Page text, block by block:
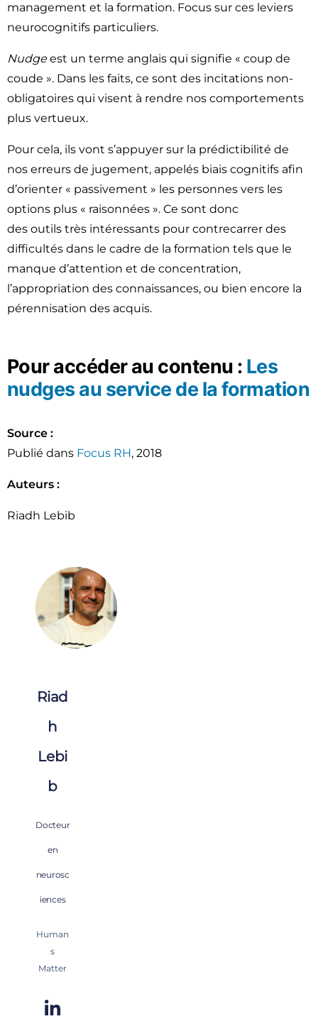
management et la formation. Focus sur ces leviers
neurocognitifs particuliers.
Nudgeest un terme anglais qui signifie « coup de
coude ». Dans les faits, ce sont des incitations non-
obligatoires qui visent à rendre nos comportements
plus vertueux.
Pour cela, ils vont s’appuyer sur la prédictibilité de
nos erreurs de jugement, appelés biais cognitifs afin
d’orienter « passivement » les personnes vers les
options plus « raisonnées ». Ce sont donc
des outils très intéressants pour contrecarrer des
difficultés dans le cadre de la formation tels que le
manque d’attention et de concentration,
l’appropriation des connaissances, ou bien encore la
pérennisation des acquis.
Pour accéder au contenu : Les
nudges au service de la formation
Source :
Publié dans Focus RH, 2018
Auteurs :
Riadh Lebib
Riad
h
Lebi
b
Docteur
en
neurosc
iences
Human
s
Matter